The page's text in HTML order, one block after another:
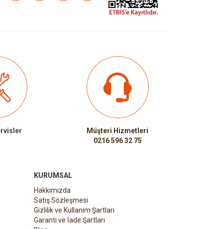
Müşteri Hizmetleri
0216 596 32 75
KURUMSAL
Hakkımızda
Satış Sözleşmesi
Gizlilik ve Kullanım Şartları
Garanti ve İade Şartları